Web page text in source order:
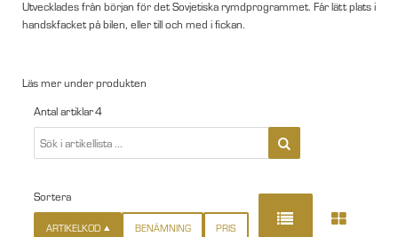
Utvecklades från början för det Sovjetiska rymdprogrammet. Får lätt plats i
handskfacket på bilen, eller till och med i fickan.
Läs mer under produkten
Antal artiklar4
Sortera
ARTIKELKOD BENÄMNING PRIS